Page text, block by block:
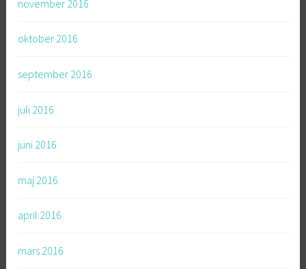
november 2016
oktober 2016
september 2016
juli 2016
juni 2016
maj 2016
april 2016
mars 2016